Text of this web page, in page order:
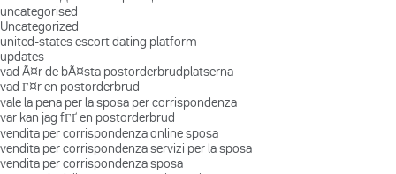
uncategorised
Uncategorized
united-states escort dating platform
updates
vad Ã¤r de bÃ¤sta postorderbrudplatserna
vad Г¤r en postorderbrud
vale la pena per la sposa per corrispondenza
var kan jag fГҐ en postorderbrud
vendita per corrispondenza online sposa
vendita per corrispondenza servizi per la sposa
vendita per corrispondenza sposa